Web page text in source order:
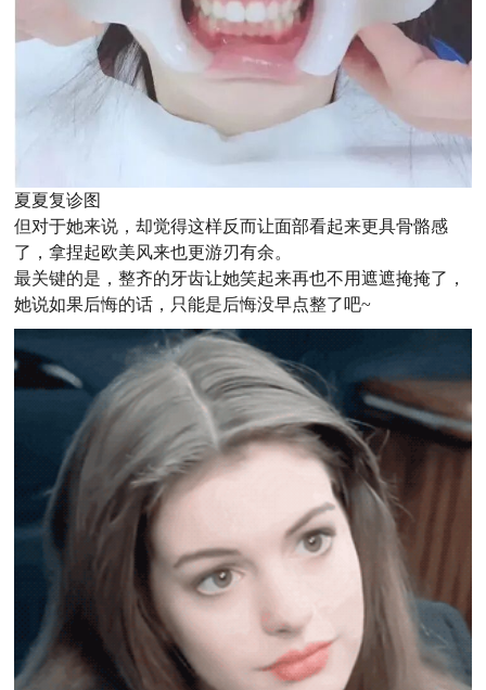
夏夏复诊图
但对于她来说，却觉得这样反而让面部看起来更具骨骼感
了，拿捏起欧美风来也更游刃有余。
最关键的是，整齐的牙齿让她笑起来再也不用遮遮掩掩了，
她说如果后悔的话，只能是后悔没早点整了吧~